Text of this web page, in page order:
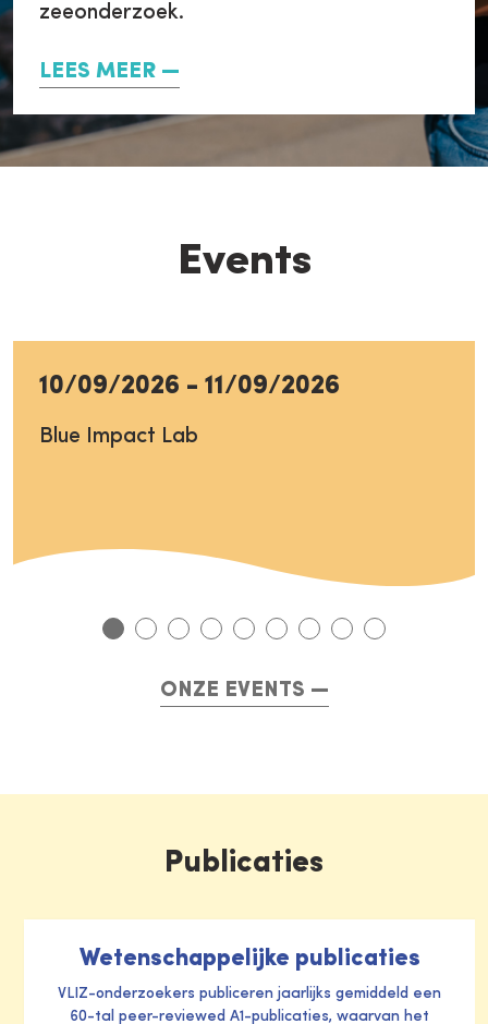
zeeonderzoek.
LEES MEER
Events
10/09/2026 - 11/09/2026
Blue Impact Lab
ONZE EVENTS
Publicaties
Wetenschappelijke publicaties
VLIZ-onderzoekers publiceren jaarlijks gemiddeld een
60-tal peer-reviewed A1-publicaties, waarvan het